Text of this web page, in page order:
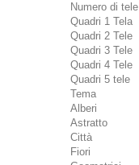
Numero di tele
Quadri 1 Tela
Quadri 2 Tele
Quadri 3 Tele
Quadri 4 Tele
Quadri 5 tele
Tema
Alberi
Astratto
Città
Fiori